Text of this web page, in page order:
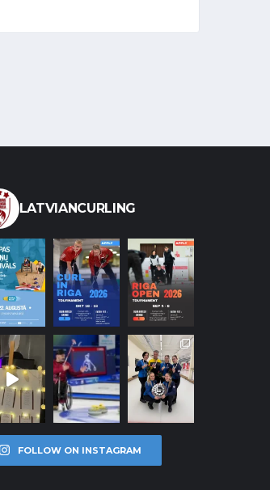
LATVIANCURLING
FOLLOW ON INSTAGRAM